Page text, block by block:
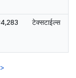
टेक्सटाईल्स